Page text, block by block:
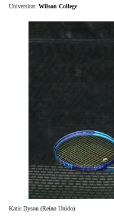
Universitat: Wilson College
Katie Dyson (Reino Unido)